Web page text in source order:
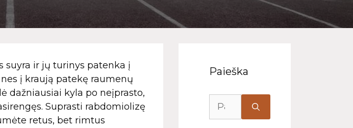
suyra ir jų turinys patenka į
į kraują patekę raumenų
dažniausiai kyla po neįprasto,
Suprasti rabdomiolizę
retus, bet rimtus
Paieška